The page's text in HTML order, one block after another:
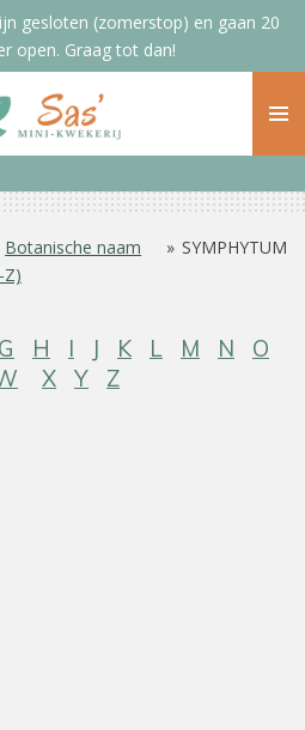
gesloten (zomerstop) en gaan 20
open. Graag tot dan!
Botanische naam
Z)
» SYMPHYTUM
G H I J K L M N
O
X Y Z